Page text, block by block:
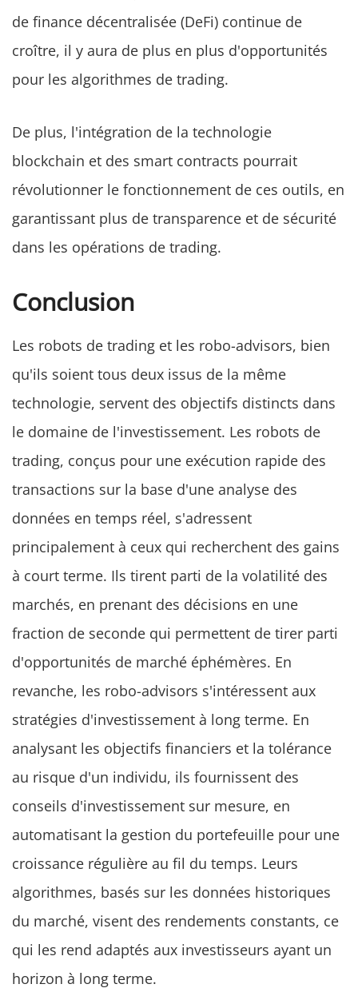
de finance décentralisée (DeFi) continue de
croître, il y aura de plus en plus d'opportunités
pour les algorithmes de trading.
De plus, l'intégration de la technologie
blockchain et des smart contracts pourrait
révolutionner le fonctionnement de ces outils, en
garantissant plus de transparence et de sécurité
dans les opérations de trading.
Conclusion
Les robots de trading et les robo-advisors, bien
qu'ils soient tous deux issus de la même
technologie, servent des objectifs distincts dans
le domaine de l'investissement. Les robots de
trading, conçus pour une exécution rapide des
transactions sur la base d'une analyse des
données en temps réel, s'adressent
principalement à ceux qui recherchent des gains
à court terme. Ils tirent parti de la volatilité des
marchés, en prenant des décisions en une
fraction de seconde qui permettent de tirer parti
d'opportunités de marché éphémères. En
revanche, les robo-advisors s'intéressent aux
stratégies d'investissement à long terme. En
analysant les objectifs financiers et la tolérance
au risque d'un individu, ils fournissent des
conseils d'investissement sur mesure, en
automatisant la gestion du portefeuille pour une
croissance régulière au fil du temps. Leurs
algorithmes, basés sur les données historiques
du marché, visent des rendements constants, ce
qui les rend adaptés aux investisseurs ayant un
horizon à long terme.